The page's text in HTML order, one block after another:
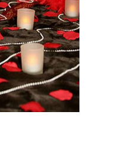
Цвета на восприятие